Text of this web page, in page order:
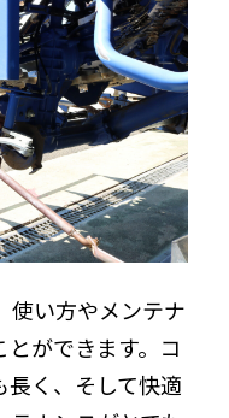
い方やメンテナ
ができます。コ
長く、そして快適